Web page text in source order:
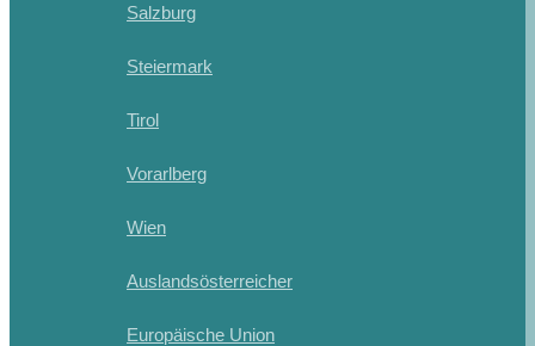
Salzburg
Steiermark
Tirol
Vorarlberg
Wien
Auslandsösterreicher
Europäische Union